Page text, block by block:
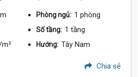
Phòng ngủ: 1 phòng
Số tầng: 1 tầng
Hướng: Tây Nam
Chia sẻ